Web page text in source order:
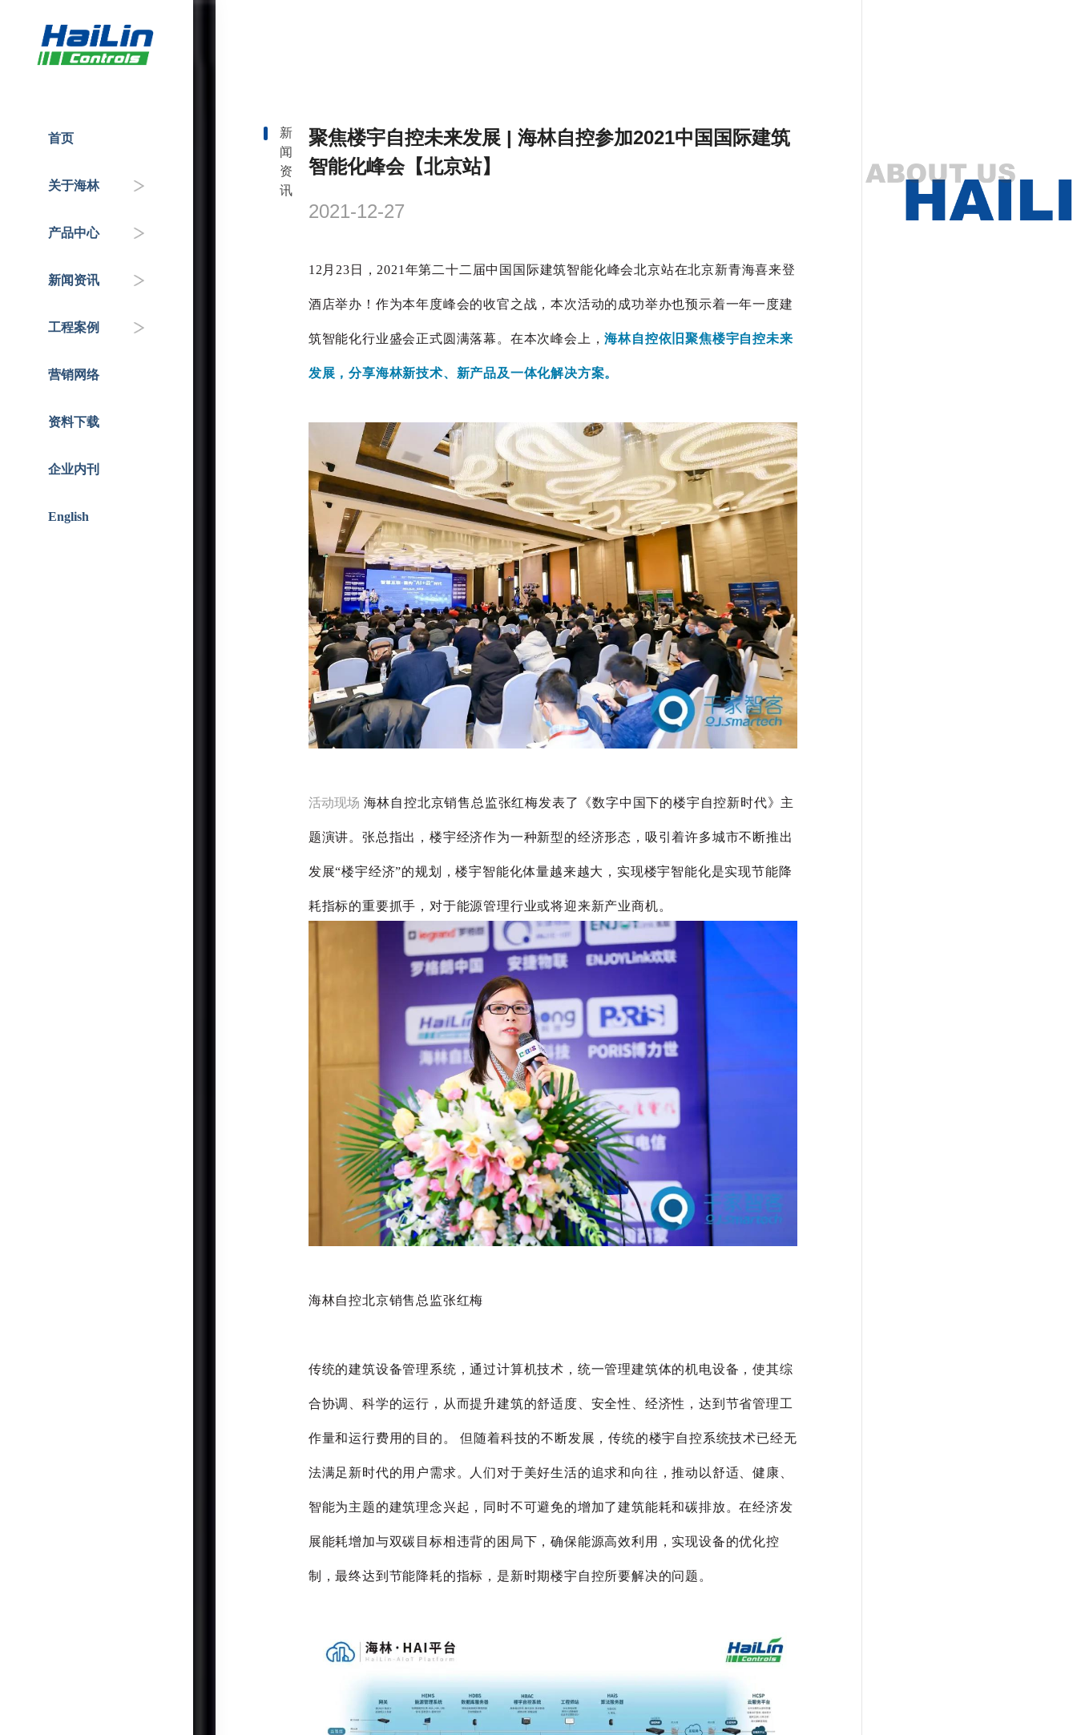
首页
关于海林
产品中心
新闻资讯
工程案例
国家重点工程
营销网络
资料下载
企业内刊
English
新
闻
资
讯
聚焦楼宇自控未来发展 | 海林自控参加2021中国国际建筑
智能化峰会【北京站】
2021-12-27
12月23日，2021年第二十二届中国国际建筑智能化峰会北京站在北京新青海喜来登
酒店举办！作为本年度峰会的收官之战，本次活动的成功举办也预示着一年一度建
筑智能化行业盛会正式圆满落幕。在本次峰会上，海林自控依旧聚焦楼宇自控未来
发展，分享海林新技术、新产品及一体化解决方案。
活动现场 海林自控北京销售总监张红梅发表了《数字中国下的楼宇自控新时代》主
题演讲。张总指出，楼宇经济作为一种新型的经济形态，吸引着许多城市不断推出
发展“楼宇经济”的规划，楼宇智能化体量越来越大，实现楼宇智能化是实现节能降
耗指标的重要抓手，对于能源管理行业或将迎来新产业商机。
海林自控北京销售总监张红梅
传统的建筑设备管理系统，通过计算机技术，统一管理建筑体的机电设备，使其综
合协调、科学的运行，从而提升建筑的舒适度、安全性、经济性，达到节省管理工
作量和运行费用的目的。 但随着科技的不断发展，传统的楼宇自控系统技术已经无
法满足新时代的用户需求。人们对于美好生活的追求和向往，推动以舒适、健康、
智能为主题的建筑理念兴起，同时不可避免的增加了建筑能耗和碳排放。在经济发
展能耗增加与双碳目标相违背的困局下，确保能源高效利用，实现设备的优化控
制，最终达到节能降耗的指标，是新时期楼宇自控所要解决的问题。